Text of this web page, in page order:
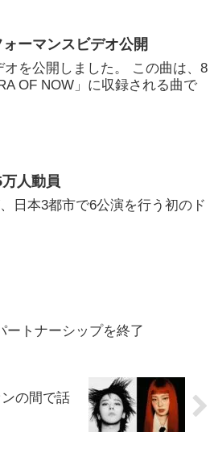
ーマンスビデオ公開
を公開しました。 この曲は、8
OF NOW」に収録される曲で
人動員
日本3都市で6公演を行う初のド
ートナーシップを終了
の間で話